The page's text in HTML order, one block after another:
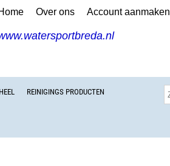
Over ons Account aanmaken
REINIGINGS PRODUCTEN